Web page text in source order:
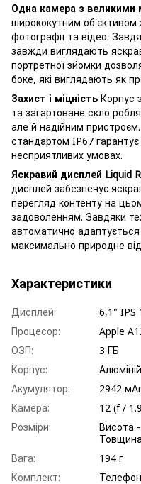
Одна камера з
ширококутним об'єктивом
фотографії та відео.
завжди виглядають
портретної зйомки
боке, які виглядають як
Захист і міцність Корпус
та загартоване скло
але й надійним
стандартом IP67 гарантує
несприятливих умовах.
Яскравий дисплей Liquid
дисплей забезпечує
перегляд контенту на
задоволенням. Завдяки
автоматично
максимально природне
Характеристики
Дисплей:
6,1" IPS
Процесор:
Apple
ОЗП:
3 ГБ
Корпус:
Акумулятор:
2942
Камера:
12 (f /
Розміри:
Висота
Вага:
194 г
Комплект: